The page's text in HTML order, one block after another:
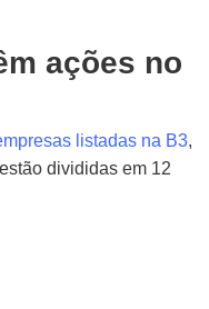
ações no
listadas na B3,
divididas em 12